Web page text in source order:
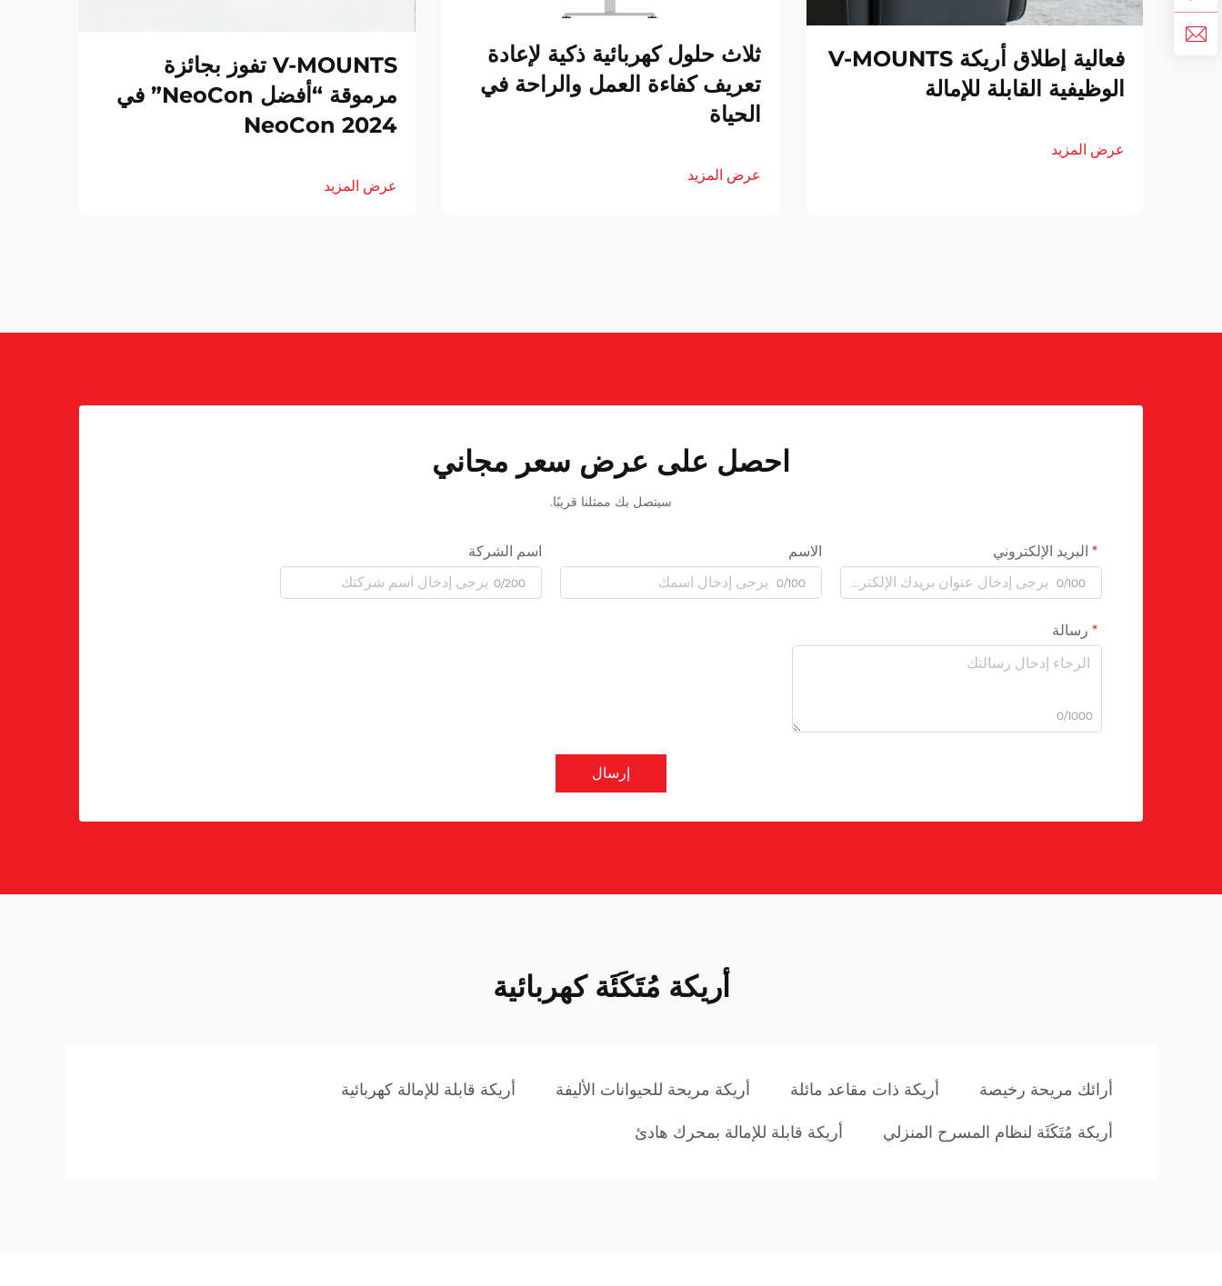
فعالية إطلاق أريكة V-MOUNTS
الوظيفية القابلة للإمالة
عرض المزيد
ثلاث حلول كهربائية ذكية لإعادة
تعريف كفاءة العمل والراحة في
الحياة
عرض المزيد
V-MOUNTS تفوز بجائزة
مرموقة “أفضل NeoCon” في
NeoCon 2024
عرض المزيد
احصل على عرض سعر مجاني
سيتصل بك ممثلنا قريبًا.
البريد الإلكتروني
0/100
الاسم
0/100
اسم الشركة
0/200
رسالة
0/1000
إرسال
أريكة مُتَكَئَة كهربائية
أرائك مريحة رخيصة أريكة ذات مقاعد مائلة أريكة مريحة للحيوانات الأليفة أريكة قابلة للإمالة كهربائية
أريكة مُتَكَئَة لنظام المسرح المنزلي أريكة قابلة للإمالة بمحرك هادئ